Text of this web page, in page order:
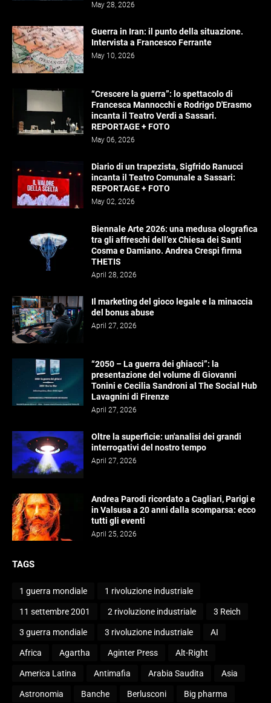
May 28, 2026
Guerra in Iran: il punto della situazione.
Intervista a Francesco Ferrante
May 10, 2026
“Crescere la guerra”: lo spettacolo di
Francesca Mannocchi e Rodrigo D'Erasmo
incanta il Teatro Verdi a Sassari.
REPORTAGE + FOTO
May 06, 2026
Diario di un trapezista, Sigfrido Ranucci
incanta il Teatro Comunale a Sassari:
REPORTAGE + FOTO
May 02, 2026
Biennale Arte 2026: una medusa olografica
tra gli affreschi dell’ex Chiesa dei Santi
Cosma e Damiano. Andrea Crespi firma
THETIS
April 28, 2026
Il marketing del gioco legale e la minaccia
del bonus abuse
April 27, 2026
“2050 – La guerra dei ghiacci”: la
presentazione del volume di Giovanni
Tonini e Cecilia Sandroni al The Social Hub
Lavagnini di Firenze
April 27, 2026
Oltre la superficie: un'analisi dei grandi
interrogativi del nostro tempo
April 27, 2026
Andrea Parodi ricordato a Cagliari, Parigi e
in Valsusa a 20 anni dalla scomparsa: ecco
tutti gli eventi
April 25, 2026
TAGS
1 guerra mondiale 1 rivoluzione industriale
11 settembre 2001 2 rivoluzione industriale 3 Reich
3 guerra mondiale 3 rivoluzione industriale AI
Africa Agartha Aginter Press Alt-Right
America Latina Antimafia Arabia Saudita Asia
Astronomia Banche Berlusconi Big pharma